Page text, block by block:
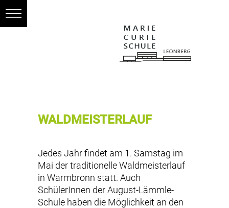
WALDMEISTERLAUF
Jedes Jahr findet am 1. Samstag im
Mai der traditionelle Waldmeisterlauf
in Warmbronn statt. Auch
SchülerInnen der August-Lämmle-
Schule haben die Möglichkeit an den